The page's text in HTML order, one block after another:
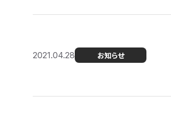
2021.04.28 お知らせ